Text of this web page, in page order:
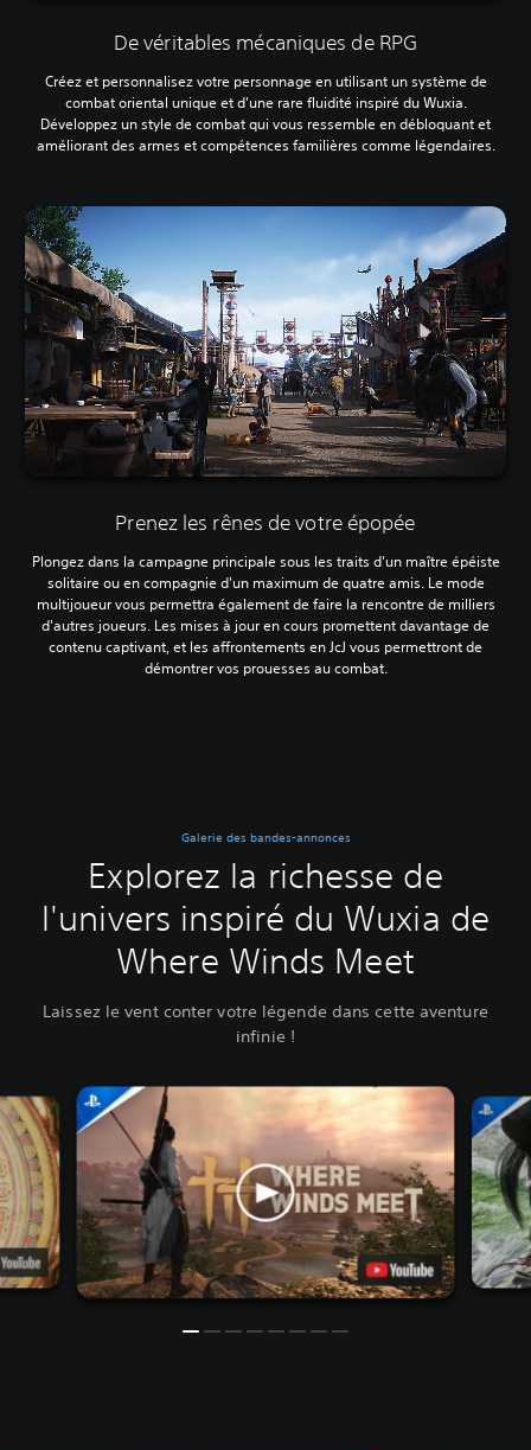
De véritables mécaniques de RPG
Créez et personnalisez votre personnage en utilisant un système de
combat oriental unique et d'une rare fluidité inspiré du Wuxia.
Développez un style de combat qui vous ressemble en débloquant et
améliorant des armes et compétences familières comme légendaires.
Prenez les rênes de votre épopée
Plongez dans la campagne principale sous les traits d'un maître épéiste
solitaire ou en compagnie d'un maximum de quatre amis. Le mode
multijoueur vous permettra également de faire la rencontre de milliers
d'autres joueurs. Les mises à jour en cours promettent davantage de
contenu captivant, et les affrontements en JcJ vous permettront de
démontrer vos prouesses au combat.
Galerie des bandes-annonces
Explorez la richesse de
l'univers inspiré du Wuxia de
Where Winds Meet
Laissez le vent conter votre légende dans cette aventure
infinie !